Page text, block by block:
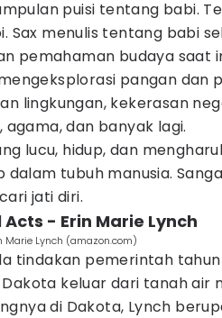
puisi tentang babi.
Sax menulis tentang babi
pemahaman budaya saat
pangan dan
lingkungan, kekerasan
agama, dan banyak lagi.
lucu, hidup, dan
dalam tubuh manusia.
jati diri.
Acts - Erin Marie Lynch
Marie Lynch (amazon.com)
tindakan pemerintah tahun
keluar dari tanah air
di Dakota, Lynch